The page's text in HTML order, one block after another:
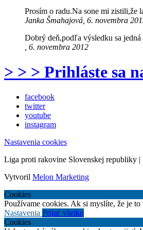
Prosím o radu.Na sone mi zistili,že
Janka Šmahajová, 6. novembra
Dobrý deň,podľa výsledku sa jedná
, 6. novembra 2012
> > > Prihláste sa
facebook
twitter
youtube
instagram
Nastavenia cookies
Liga proti rakovine Slovenskej republiky |
Vytvoril Melon Marketing
Cookies
Používame cookies. Ak si myslíte, že je
Nastavenia Prijať všetko
Cookies